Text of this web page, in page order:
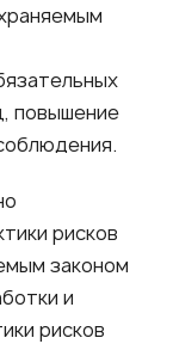
повышение
рисков
законом
и
рисков